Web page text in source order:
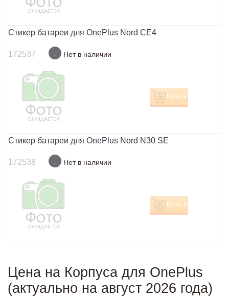
Стикер батареи для OnePlus Nord CE4
172537 - Нет в наличии
Купить
Стикер батареи для OnePlus Nord N30 SE
172538 - Нет в наличии
Купить
Цена на Корпуса для OnePlus
(актуально на август 2026 года)